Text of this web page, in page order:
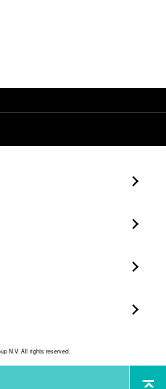
N.V. All rights reserved.